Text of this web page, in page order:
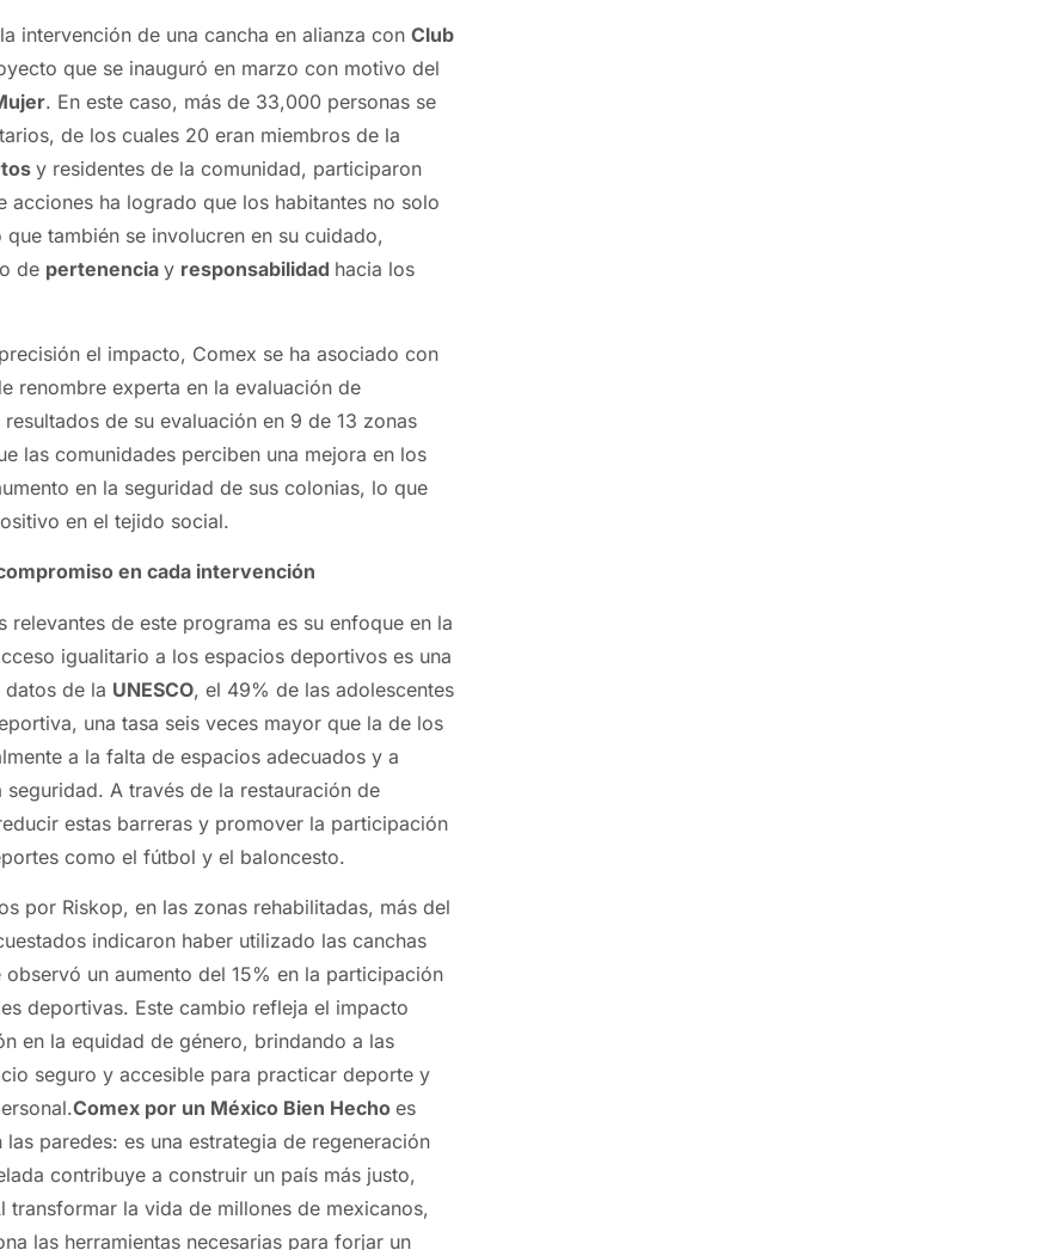
intervención de una cancha en alianza con Club
que se inauguró en marzo con motivo del
. En este caso, más de 33,000 personas se
de los cuales 20 eran miembros de la
y residentes de la comunidad, participaron
acciones ha logrado que los habitantes no solo
también se involucren en su cuidado,
de pertenencia y responsabilidad hacia los
el impacto, Comex se ha asociado con
renombre experta en la evaluación de
de su evaluación en 9 de 13 zonas
las comunidades perciben una mejora en los
en la seguridad de sus colonias, lo que
en el tejido social.
en cada intervención
relevantes de este programa es su enfoque en la
igualitario a los espacios deportivos es una
de la UNESCO, el 49% de las adolescentes
una tasa seis veces mayor que la de los
a la falta de espacios adecuados y a
A través de la restauración de
estas barreras y promover la participación
como el fútbol y el baloncesto.
por Riskop, en las zonas rehabilitadas, más del
indicaron haber utilizado las canchas
observó un aumento del 15% en la participación
deportivas. Este cambio refleja el impacto
en la equidad de género, brindando a las
seguro y accesible para practicar deporte y
Comex por un México Bien Hecho es
paredes: es una estrategia de regeneración
contribuye a construir un país más justo,
la vida de millones de mexicanos,
las herramientas necesarias para forjar un